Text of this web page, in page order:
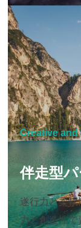
Creative and
伴走型
遂行力と柔軟
力と創造性で